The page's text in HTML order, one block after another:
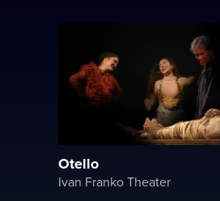
Otello
Ivan Franko Theater